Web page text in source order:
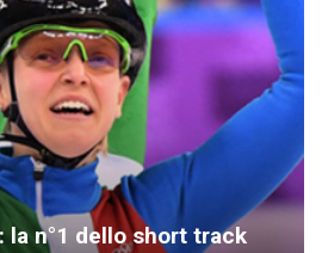
la n°1 dello short track